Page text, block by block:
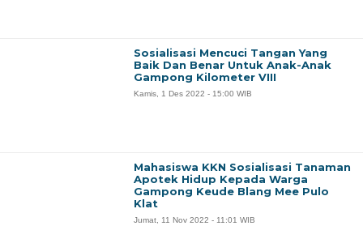
Sosialisasi Mencuci Tangan Yang
Baik Dan Benar Untuk Anak-Anak
Gampong Kilometer VIII
Kamis, 1 Des 2022 - 15:00 WIB
Mahasiswa KKN Sosialisasi Tanaman
Apotek Hidup Kepada Warga
Gampong Keude Blang Mee Pulo
Klat
Jumat, 11 Nov 2022 - 11:01 WIB